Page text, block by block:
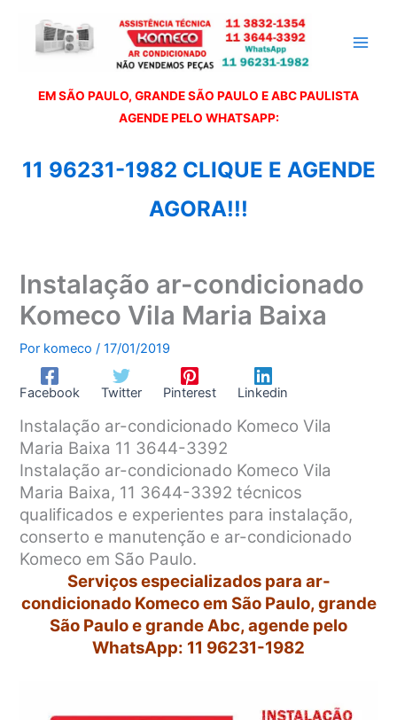
EM SÃO PAULO, GRANDE SÃO PAULO E ABC PAULISTA
AGENDE PELO WHATSAPP:
11 96231-1982 CLIQUE E AGENDE
AGORA!!!
Instalação ar-condicionado
Komeco Vila Maria Baixa
Por komeco/17/01/2019
Facebook Twitter Pinterest Linkedin
Instalação ar-condicionado Komeco Vila
Maria Baixa 11 3644-3392
Instalação ar-condicionado Komeco Vila
Maria Baixa, 11 3644-3392 técnicos
qualificados e experientes para instalação,
conserto e manutenção e ar-condicionado
Komeco em São Paulo.
Serviços especializados para ar-
condicionado Komeco em São Paulo, grande
São Paulo e grande Abc, agende pelo
WhatsApp: 11 96231-1982